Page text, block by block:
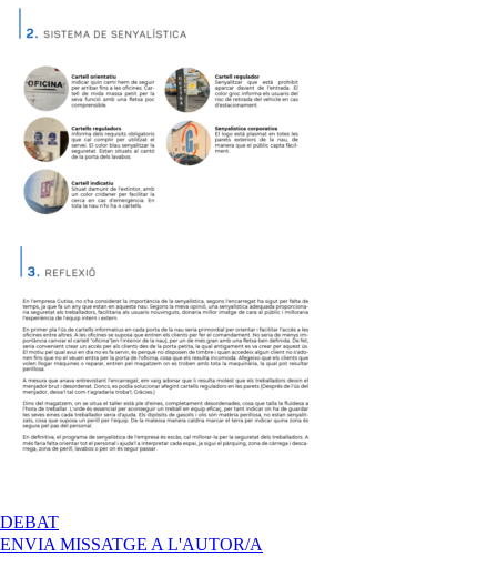
DEBATA
DESCOBRIR
ENVIA MISSATGE A L'AUTOR/A